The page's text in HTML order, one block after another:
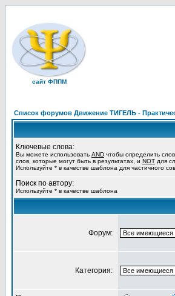
сайт ФППМ
Список форумов Движение ТИГЕЛЬ -
Ключевые слова:
Вы можете использовать AND чтобы определить
слов, которые могут быть в результатах, и NOT для
Используйте * в качестве шаблона для частичного
Поиск по автору:
Используйте * в качестве шаблона
Форум:
Категория: